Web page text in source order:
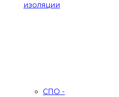
изоляции
СПО -